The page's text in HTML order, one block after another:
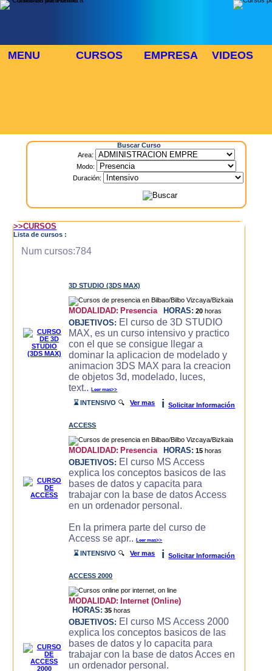
MENU CURSOS EMPRESA VIDEOS
Buscar Curso
Area:
Modo:
Duración:
>>CURSOS
Lista de cursos :
Num cursos:784
3D STUDIO (3DS MAX)
MODALIDAD: Presencia HORAS: 20 horas
OBJETIVOS: El curso de 3D STUDIO
MAX, es un curso intensivo y practico
con el que se consigue llegar a
dominar la aplicacion de modelado y
animacion 3DS MAX para la creacion
de objetos 3d, modelado, luces,
text..Leer mas>>
⌛ INTENSIVO 🔍Ver mas i Solicitar Información
ACCESS
MODALIDAD: Presencia HORAS: 15 horas
OBJETIVOS: El curso MS Access
explica los conceptos basicos de las
bases de datos y capacita para
trabajar con la base de datos Access
en un ordenador personal.
En la primera parte del curso de
Access se apr..Leer mas>>
⌛ INTENSIVO 🔍Ver mas i Solicitar Información
ACCESS 2000
MODALIDAD: Internet (Online)
HORAS: 35 horas
OBJETIVOS: El curso MS Access 2000
explica los conceptos basicos de las
bases de datos y lo capacita para
trabajar con la base de datos Acces en
un ordenador personal.